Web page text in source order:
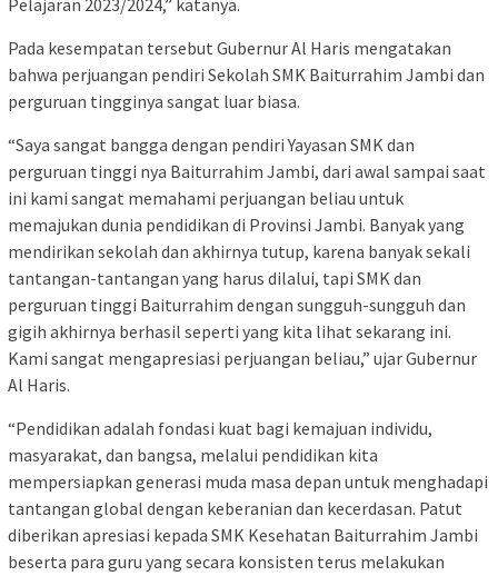
Pelajaran 2023/2024,” katanya.
Pada kesempatan tersebut Gubernur Al Haris mengatakan
bahwa perjuangan pendiri Sekolah SMK Baiturrahim Jambi dan
perguruan tingginya sangat luar biasa.
“Saya sangat bangga dengan pendiri Yayasan SMK dan
perguruan tinggi nya Baiturrahim Jambi, dari awal sampai saat
ini kami sangat memahami perjuangan beliau untuk
memajukan dunia pendidikan di Provinsi Jambi. Banyak yang
mendirikan sekolah dan akhirnya tutup, karena banyak sekali
tantangan-tantangan yang harus dilalui, tapi SMK dan
perguruan tinggi Baiturrahim dengan sungguh-sungguh dan
gigih akhirnya berhasil seperti yang kita lihat sekarang ini.
Kami sangat mengapresiasi perjuangan beliau,” ujar Gubernur
Al Haris.
“Pendidikan adalah fondasi kuat bagi kemajuan individu,
masyarakat, dan bangsa, melalui pendidikan kita
mempersiapkan generasi muda masa depan untuk menghadapi
tantangan global dengan keberanian dan kecerdasan. Patut
diberikan apresiasi kepada SMK Kesehatan Baiturrahim Jambi
beserta para guru yang secara konsisten terus melakukan